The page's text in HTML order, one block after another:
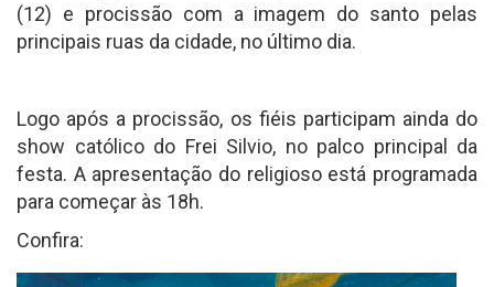
(12) e procissão com a imagem do santo pelas
principais ruas da cidade, no último dia.
Logo após a procissão, os fiéis participam ainda do
show católico do Frei Silvio, no palco principal da
festa. A apresentação do religioso está programada
para começar às 18h.
Confira: